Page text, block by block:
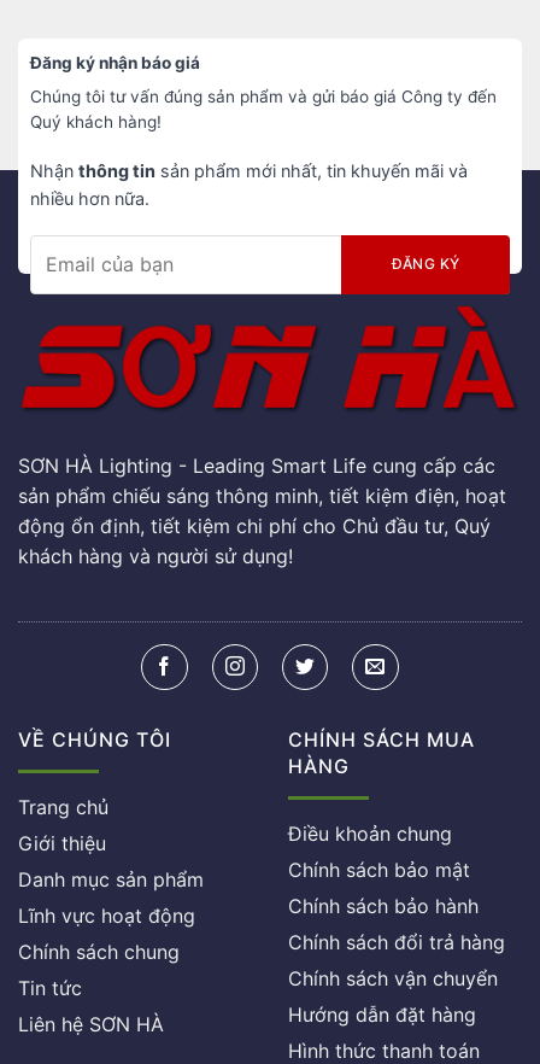
Đăng ký nhận báo giá
Chúng tôi tư vấn đúng sản phẩm và gửi báo giá Công ty đến
Quý khách hàng!
Nhận thông tin sản phẩm mới nhất, tin khuyến mãi và
nhiều hơn nữa.
SƠN HÀ Lighting - Leading Smart Life cung cấp các
sản phẩm chiếu sáng thông minh, tiết kiệm điện, hoạt
động ổn định, tiết kiệm chi phí cho Chủ đầu tư, Quý
khách hàng và người sử dụng!
VỀ CHÚNG TÔI
Trang chủ
Giới thiệu
Danh mục sản phẩm
Lĩnh vực hoạt động
Chính sách chung
Tin tức
Liên hệ SƠN HÀ
CHÍNH SÁCH MUA
HÀNG
Điều khoản chung
Chính sách bảo mật
Chính sách bảo hành
Chính sách đổi trả hàng
Chính sách vận chuyển
Hướng dẫn đặt hàng
Hình thức thanh toán